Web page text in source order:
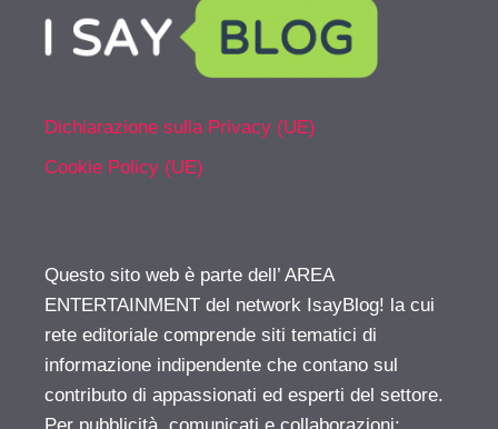
Dichiarazione sulla Privacy (UE)
Cookie Policy (UE)
Questo sito web è parte dell’ AREA
ENTERTAINMENT del network IsayBlog! la cui
rete editoriale comprende siti tematici di
informazione indipendente che contano sul
contributo di appassionati ed esperti del settore.
Per pubblicità, comunicati e collaborazioni: